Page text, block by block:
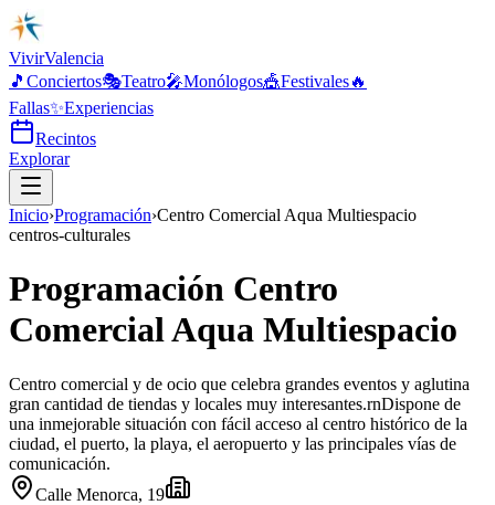
VivirValencia
🎵 Conciertos🎭Teatro🎤Monólogos🎪Festivales🔥
Fallas✨Experiencias
Recintos
Explorar
Inicio›Programación›Centro Comercial Aqua Multiespacio
centros-culturales
Programación Centro
Comercial Aqua Multiespacio
Centro comercial y de ocio que celebra grandes eventos y aglutina
gran cantidad de tiendas y locales muy interesantes.rnDispone de
una inmejorable situación con fácil acceso al centro histórico de la
ciudad, el puerto, la playa, el aeropuerto y las principales vías de
comunicación.
Calle Menorca, 19